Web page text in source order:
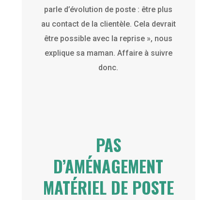
parle d’évolution de poste : être plus
au contact de la clientèle. Cela devrait
être possible avec la reprise », nous
explique sa maman. Affaire à suivre
donc.
PAS
D’AMÉNAGEMENT
MATÉRIEL DE POSTE